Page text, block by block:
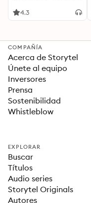
Ideas Revolucionarias
4.3
COMPAÑÍA
Acerca de Storytel
Únete al equipo
Inversores
Prensa
Sostenibilidad
Whistleblow
EXPLORAR
Buscar
Títulos
Audio series
Storytel Originals
Autores